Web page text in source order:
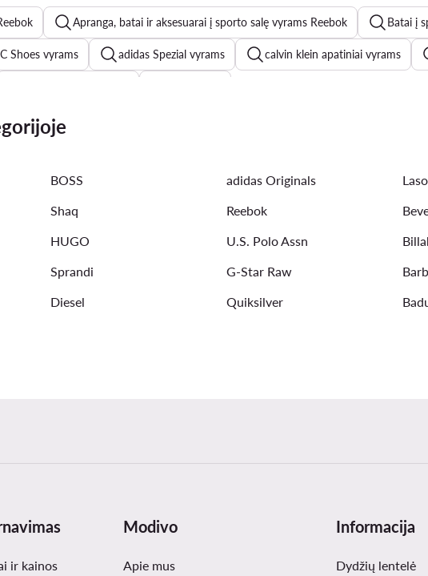
Apranga, batai ir aksesuarai į sporto salę vyrams Reebok Batai į
Shoes vyrams adidas Spezial vyrams calvin klein apatiniai vyrams
G-Shock vyrams
Bomber striukes vyrams Piningines vyrams Timberland batai vyrams
BOSS adidas Originals
Shaq Reebok
HUGO U.S. Polo Assn
Sprandi G-Star Raw
Diesel Quiksilver
ir kainos
Modivo
Apie mus
Informacija
Dydžių lentelė